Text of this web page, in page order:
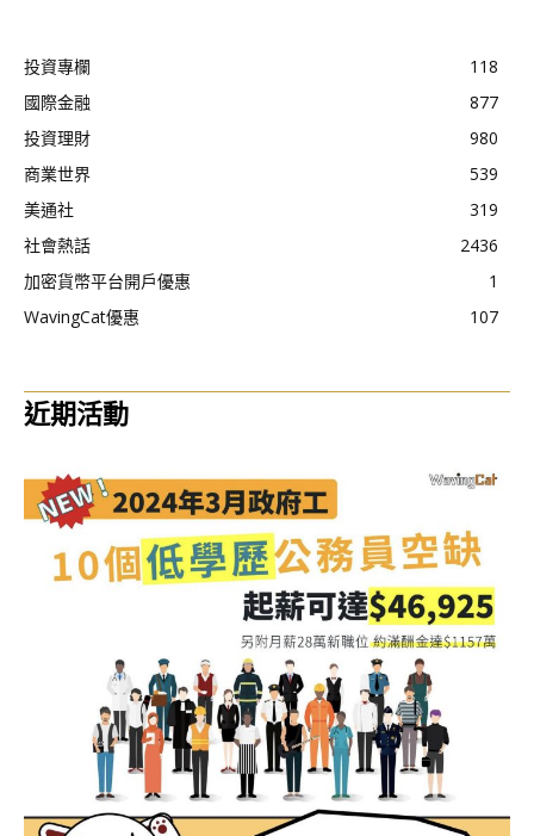
投資專欄
118
國際金融
877
投資理財
980
商業世界
539
美通社
319
社會熱話
2436
加密貨幣平台開戶優惠
1
WavingCat優惠
107
近期活動